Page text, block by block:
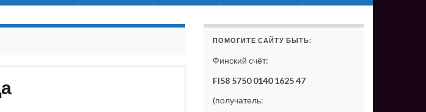
ПОМОГИТЕ САЙТУ БЫТЬ:
Финский счёт:
FI58 5750 0140 1625 47
(получатель: